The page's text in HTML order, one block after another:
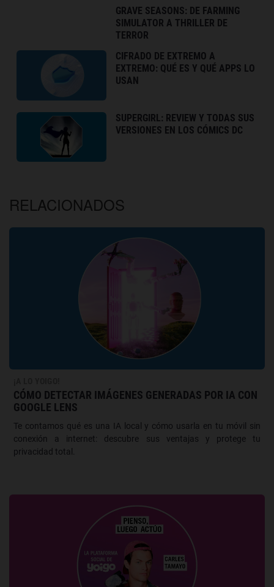
GRAVE SEASONS: DE FARMING
SIMULATOR A THRILLER DE
TERROR
CIFRADO DE EXTREMO A
EXTREMO: QUÉ ES Y QUÉ APPS LO
USAN
SUPERGIRL: REVIEW Y TODAS SUS
VERSIONES EN LOS CÓMICS DC
RELACIONADOS
CÓMO DETECTAR IMÁGENES GENERADAS POR IA CON
GOOGLE LENS
Te contamos qué es una IA local y cómo usarla en tu móvil sin
conexión a internet: descubre sus ventajas y protege tu
privacidad total.